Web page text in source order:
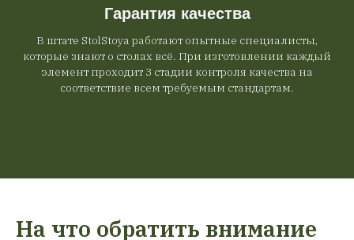
Гарантия качества
В штате StolStoya работают опытные специалисты,
которые знают о столах всё. При изготовлении каждый
элемент проходит 3 стадии контроля качества на
соответствие всем требуемым стандартам.
На что обратить внимание